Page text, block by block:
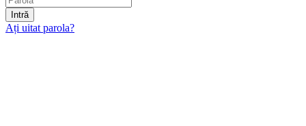
Intră
Ați uitat parola?